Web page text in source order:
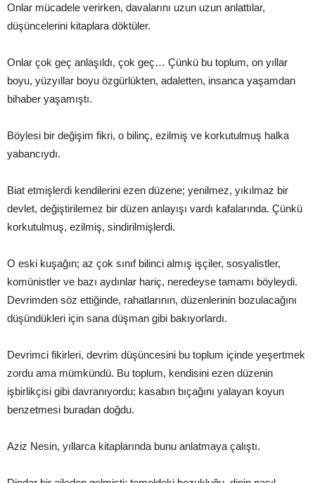
Onlar mücadele verirken, davalarını uzun uzun anlattılar,
düşüncelerini kitaplara döktüler.
Onlar çok geç anlaşıldı, çok geç… Çünkü bu toplum, on yıllar
boyu, yüzyıllar boyu özgürlükten, adaletten, insanca yaşamdan
bihaber yaşamıştı.
Böylesi bir değişim fikri, o bilinç, ezilmiş ve korkutulmuş halka
yabancıydı.
Biat etmişlerdi kendilerini ezen düzene; yenilmez, yıkılmaz bir
devlet, değiştirilemez bir düzen anlayışı vardı kafalarında. Çünkü
korkutulmuş, ezilmiş, sindirilmişlerdi.
O eski kuşağın; az çok sınıf bilinci almış işçiler, sosyalistler,
komünistler ve bazı aydınlar hariç, neredeyse tamamı böyleydi.
Devrimden söz ettiğinde, rahatlarının, düzenlerinin bozulacağını
düşündükleri için sana düşman gibi bakıyorlardı.
Devrimci fikirleri, devrim düşüncesini bu toplum içinde yeşertmek
zordu ama mümkündü. Bu toplum, kendisini ezen düzenin
işbirlikçisi gibi davranıyordu; kasabın bıçağını yalayan koyun
benzetmesi buradan doğdu.
Aziz Nesin, yıllarca kitaplarında bunu anlatmaya çalıştı.